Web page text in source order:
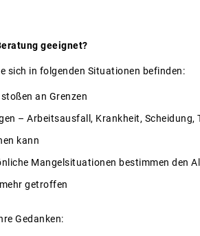
geeignet?
sich in folgenden Situationen befinden:
an Grenzen
– Arbeitsausfall, Krankheit, Scheidung,
kann
Mangelsituationen bestimmen den
getroffen
Gedanken: